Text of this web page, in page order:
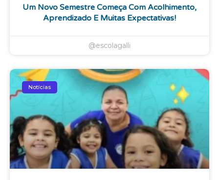
Um Novo Semestre Começa Com Acolhimento,
Aprendizado E Muitas Expectativas!
@escolagalli
Notícias